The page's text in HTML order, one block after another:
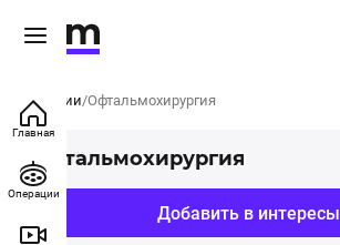
Главная
Операции
Категории Офтальмохирургия
Офтальмохирургия
Добавить в интересы